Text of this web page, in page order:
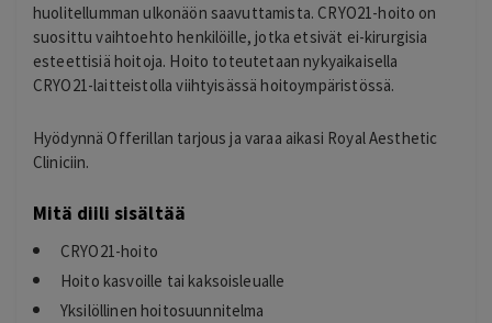
huolitellumman ulkonäön saavuttamista. CRYO21-hoito on
suosittu vaihtoehto henkilöille, jotka etsivät ei-kirurgisia
esteettisiä hoitoja. Hoito toteutetaan nykyaikaisella
CRYO21-laitteistolla viihtyisässä hoitoympäristössä.
Hyödynnä Offerillan tarjous ja varaa aikasi Royal Aesthetic
Cliniciin.
Mitä diili sisältää
CRYO21-hoito
Hoito kasvoille tai kaksoisleualle
Yksilöllinen hoitosuunnitelma